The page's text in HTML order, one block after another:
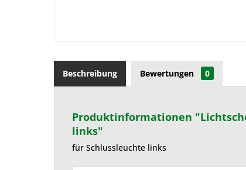
Beschreibung Bewertungen 0
Produktinformationen
links"
für Schlussleuchte links